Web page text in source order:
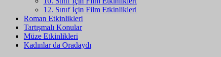
12. Sınıf İçin Film Etkinlikleri
Roman Etkinlikleri
Tartışmalı Konular
Müze Etkinlikleri
Kadınlar da Oradaydı